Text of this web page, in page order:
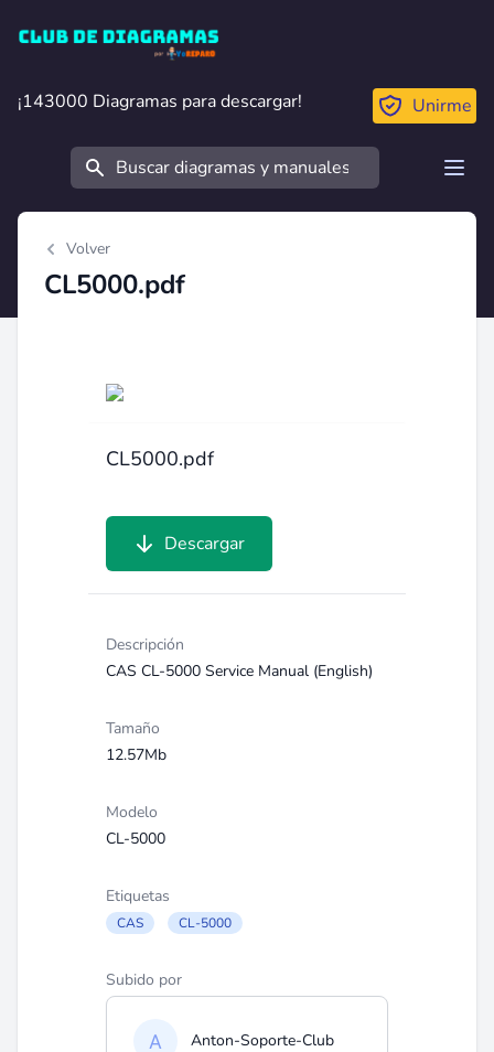
Club de Diagramas
¡143000 Diagramas para descargar!
¡143000 Diagramas para descargar! Unirme
Buscar
Volver
CL5000.pdf
CL5000.pdf
Descargar
Descripción
CAS CL-5000 Service Manual (English)
Tamaño
12.57Mb
Modelo
CL-5000
Etiquetas
CAS CL-5000
Subido por
Anton-Soporte-Club